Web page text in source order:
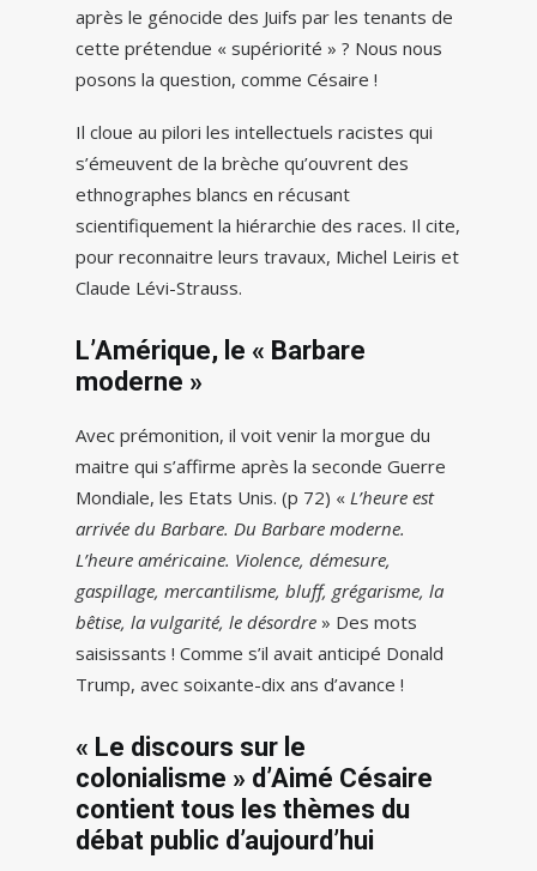
après le génocide des Juifs par les tenants de
cette prétendue « supériorité » ? Nous nous
posons la question, comme Césaire !
Il cloue au pilori les intellectuels racistes qui
s’émeuvent de la brèche qu’ouvrent des
ethnographes blancs en récusant
scientifiquement la hiérarchie des races. Il cite,
pour reconnaitre leurs travaux, Michel Leiris et
Claude Lévi-Strauss.
L’Amérique, le « Barbare
moderne »
Avec prémonition, il voit venir la morgue du
maitre qui s’affirme après la seconde Guerre
Mondiale, les Etats Unis. (p 72) « L’heure est
arrivée du Barbare. Du Barbare moderne.
L’heure américaine. Violence, démesure,
gaspillage, mercantilisme, bluff, grégarisme, la
bêtise, la vulgarité, le désordre » Des mots
saisissants ! Comme s’il avait anticipé Donald
Trump, avec soixante-dix ans d’avance !
« Le discours sur le
colonialisme » d’Aimé Césaire
contient tous les thèmes du
débat public d’aujourd’hui